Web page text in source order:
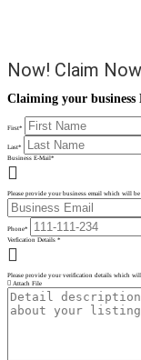
Now! Claim
Claiming your business
First*
Last*
Business E-Mail*
Please provide your business email which will be
Phone*
Verfication Details *
Please provide your verification details which
Attach File